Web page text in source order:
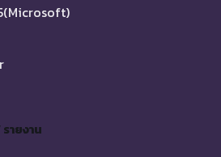
ายงาน